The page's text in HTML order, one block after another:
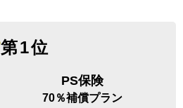
第1位
PS保険
70％補償プラン